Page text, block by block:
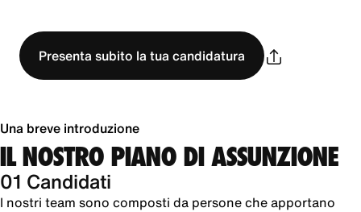
Presenta subito la tua candidatura
Una breve introduzione
IL NOSTRO PIANO DI ASSUNZIONE
01 Candidati
I nostri team sono composti da persone che apportano